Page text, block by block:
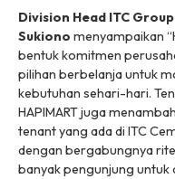
Division Head ITC
Sukiono menyampaikan
bentuk komitmen
pilihan berbelanja untuk
kebutuhan sehari-hari.
HAPIMART juga
tenant yang ada di ITC
dengan bergabungnya
banyak pengunjung untuk